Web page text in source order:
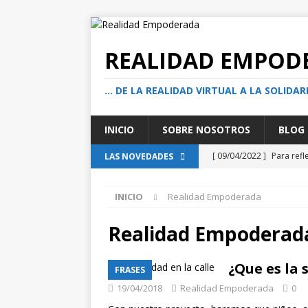
REALIDAD
… DE LA REALIDAD VIRTUAL A LA
INICIO SOBRE NOSOTROS BLOG
LAS NOVEDADES [ 09/04/2022 ] Para
[ 05/08/2026 ]
transformadoras
[ 01/08/2026 ]
encuentro en la calle
[ 13/07/2026 ]
INICIO Realidad Empoderada
Realidad
FRASES ¿Que es la
19/04/2018 Realidad Empoderada 0